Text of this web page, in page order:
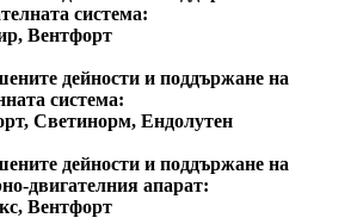
система:
Вентфорт
дейности и поддържане на
система:
Светинорм, Ендолутен
дейности и поддържане на
двигателния апарат:
Вентфорт